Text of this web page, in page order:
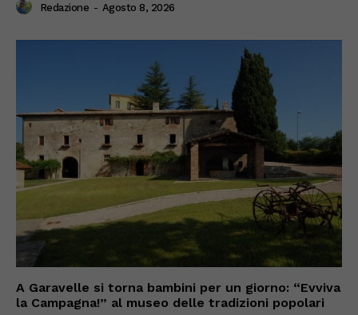
Redazione - Agosto 8, 2026
A Garavelle si torna bambini per un giorno: “Evviva
la Campagna!” al museo delle tradizioni popolari